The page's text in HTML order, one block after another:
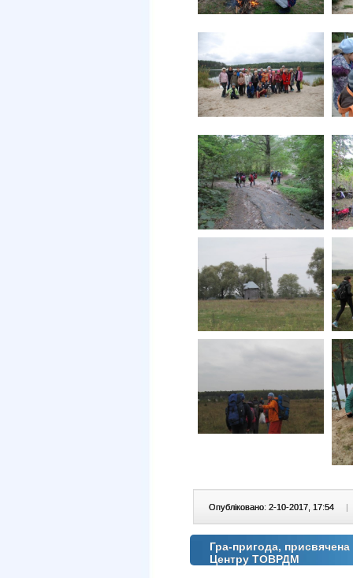
Опубліковано: 2-10-2017, 17:54
Гра-пригода,
Центру ТОВРДМ